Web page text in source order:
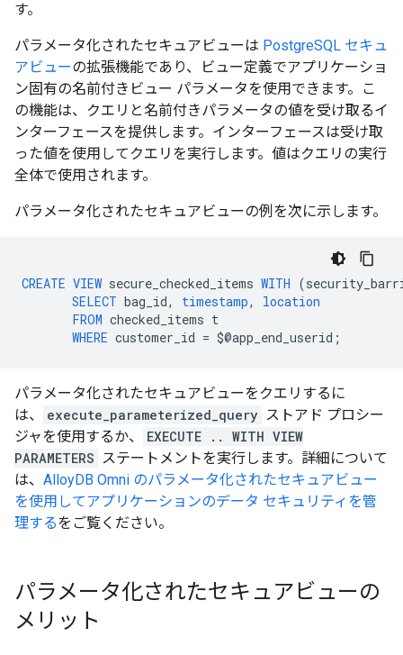
す。
パラメータ化されたセキュアビューは PostgreSQL セキュ
アビューの拡張機能であり、ビュー定義でアプリケーショ
ン固有の名前付きビュー パラメータを使用できます。こ
の機能は、クエリと名前付きパラメータの値を受け取るイ
ンターフェースを提供します。インターフェースは受け取
った値を使用してクエリを実行します。値はクエリの実行
全体で使用されます。
パラメータ化されたセキュアビューの例を次に示します。
CREATE VIEW secure_checked_items WITH (
SELECT bag_id, timestamp,
location
FROM checked_items t
WHERE customer_id = $@app_end_userid ;
パラメータ化されたセキュアビューをクエリするに
は、
execute_parameterized_query ストアド プロシー
ジャを使用するか、
EXECUTE .. WITH VIEW
PARAMETERS ステートメントを実行します。詳細について
は、 AlloyDB Omni のパラメータ化されたセキュアビュー
を使用してアプリケーションのデータ セキュリティを管
理するをご覧ください。
パラメータ化されたセキュアビューの
メリット